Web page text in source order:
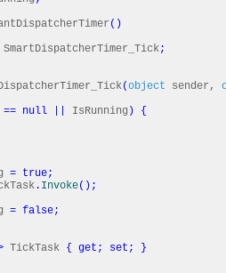
( )
SmartDispatcherTimer_Tick;
(object sender,
== null IsRunning )
{
= true;
. Invoke( ) ;
= false;
TickTask { get ; set ;
}